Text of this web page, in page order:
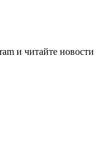
и читайте новости